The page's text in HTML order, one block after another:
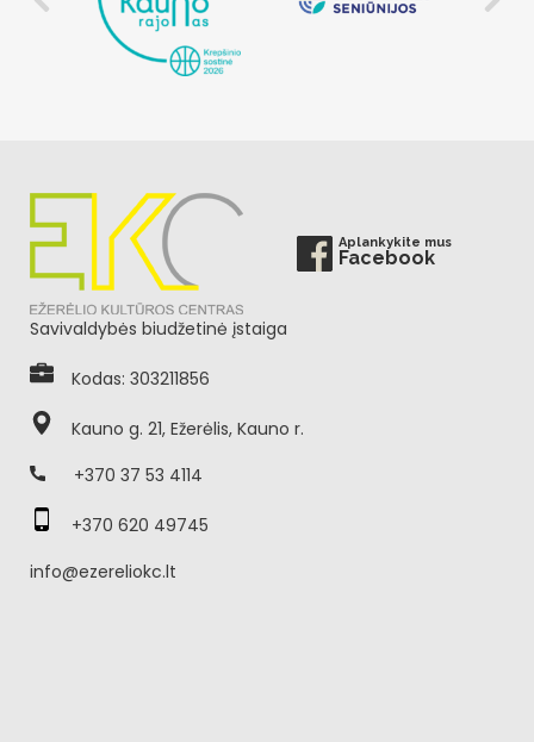
Aplankykite mus
Facebook
Savivaldybės biudžetinė įstaiga
Kodas: 303211856
Kauno g. 21, Ežerėlis, Kauno r.
+370 37 53 4114
+370 620 49745
info@ezereliokc.lt